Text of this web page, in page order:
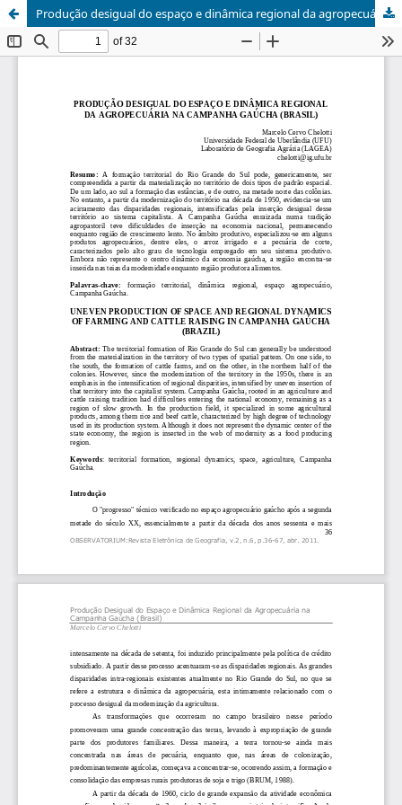
Produção desigual do espaço e dinâmica regional da agropecuária na Campanha Gaúcha (Brasil) / Uneven production of space and regional dynamics of farming and cattle raising in Campanha Gaúcha (Brazil)